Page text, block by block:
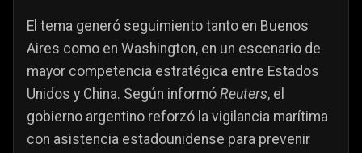
El tema generó seguimiento tanto en Buenos
Aires como en Washington, en un escenario de
mayor competencia estratégica entre Estados
Unidos y China. Según informó Reuters, el
gobierno argentino reforzó la vigilancia marítima
con asistencia estadounidense para prevenir